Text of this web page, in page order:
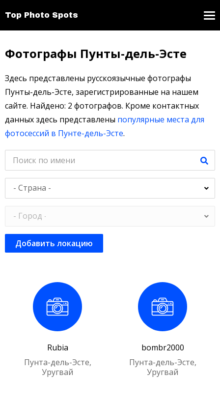
Top Photo Spots
Фотографы Пунты-дель-Эсте
Здесь представлены русскоязычные фотографы
Пунты-дель-Эсте, зарегистрированные на нашем
сайте. Найдено: 2 фотографов. Кроме контактных
данных здесь представлены популярные места для
фотосессий в Пунте-дель-Эсте.
Добавить локацию
Rubia
Пунта-дель-Эсте,
Уругвай
bombr2000
Пунта-дель-Эсте,
Уругвай